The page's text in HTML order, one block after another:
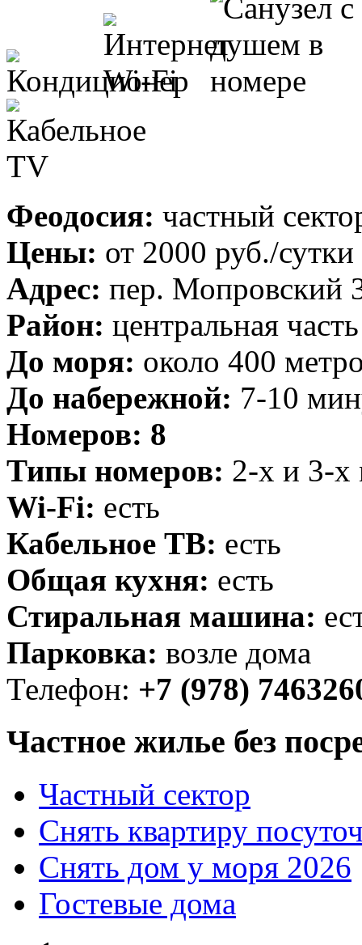
Феодосия: частный
Цены: от 2000 руб./сутки
Адрес: пер. Мопровский
Район: центральная часть
До моря: около 400
До набережной: 7-10
Номеров: 8
Типы номеров: 2-х и 3-х
Wi-Fi: есть
Кабельное ТВ: есть
Общая кухня: есть
Стиральная машина:
Парковка: возле дома
Телефон: +7 (978)
Частное жилье без
Частный сектор
Снять квартиру
Снять дом у моря 2026
Гостевые дома